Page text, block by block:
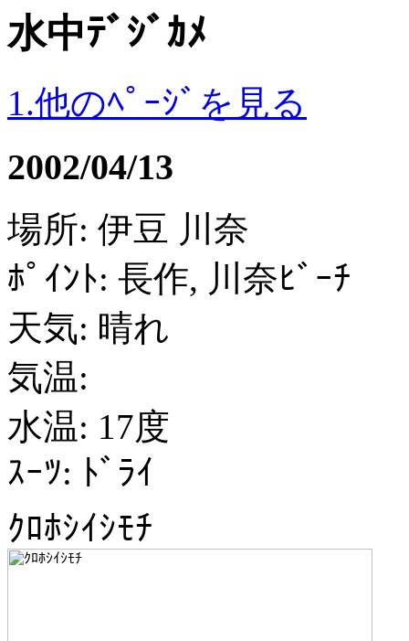
水中ﾃﾞｼﾞｶﾒ
1.他のﾍﾟｰｼﾞを見る
2002/04/13
場所: 伊豆 川奈
ﾎﾟｲﾝﾄ: 長作, 川奈ﾋﾞｰﾁ
天気: 晴れ
気温:
水温: 17度
ｽｰﾂ: ﾄﾞﾗｲ
ｸﾛﾎｼｲｼﾓﾁ